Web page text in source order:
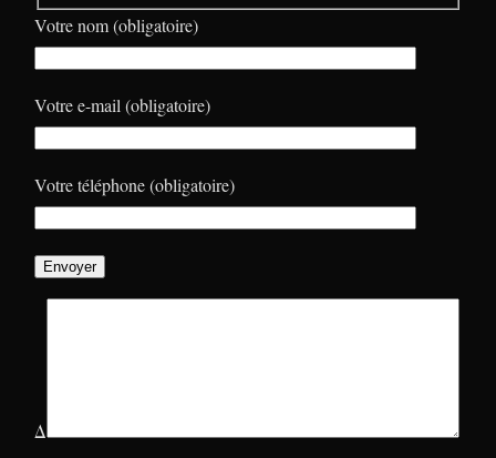
Votre nom (obligatoire)
Votre e-mail (obligatoire)
Votre téléphone (obligatoire)
Δ